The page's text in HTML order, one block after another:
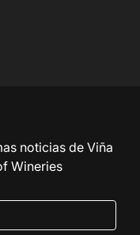
noticias de Viña
Wineries